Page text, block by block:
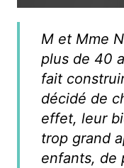
M et Mme
plus de 40
fait
décidé de
effet, leur
trop grand
enfants, de